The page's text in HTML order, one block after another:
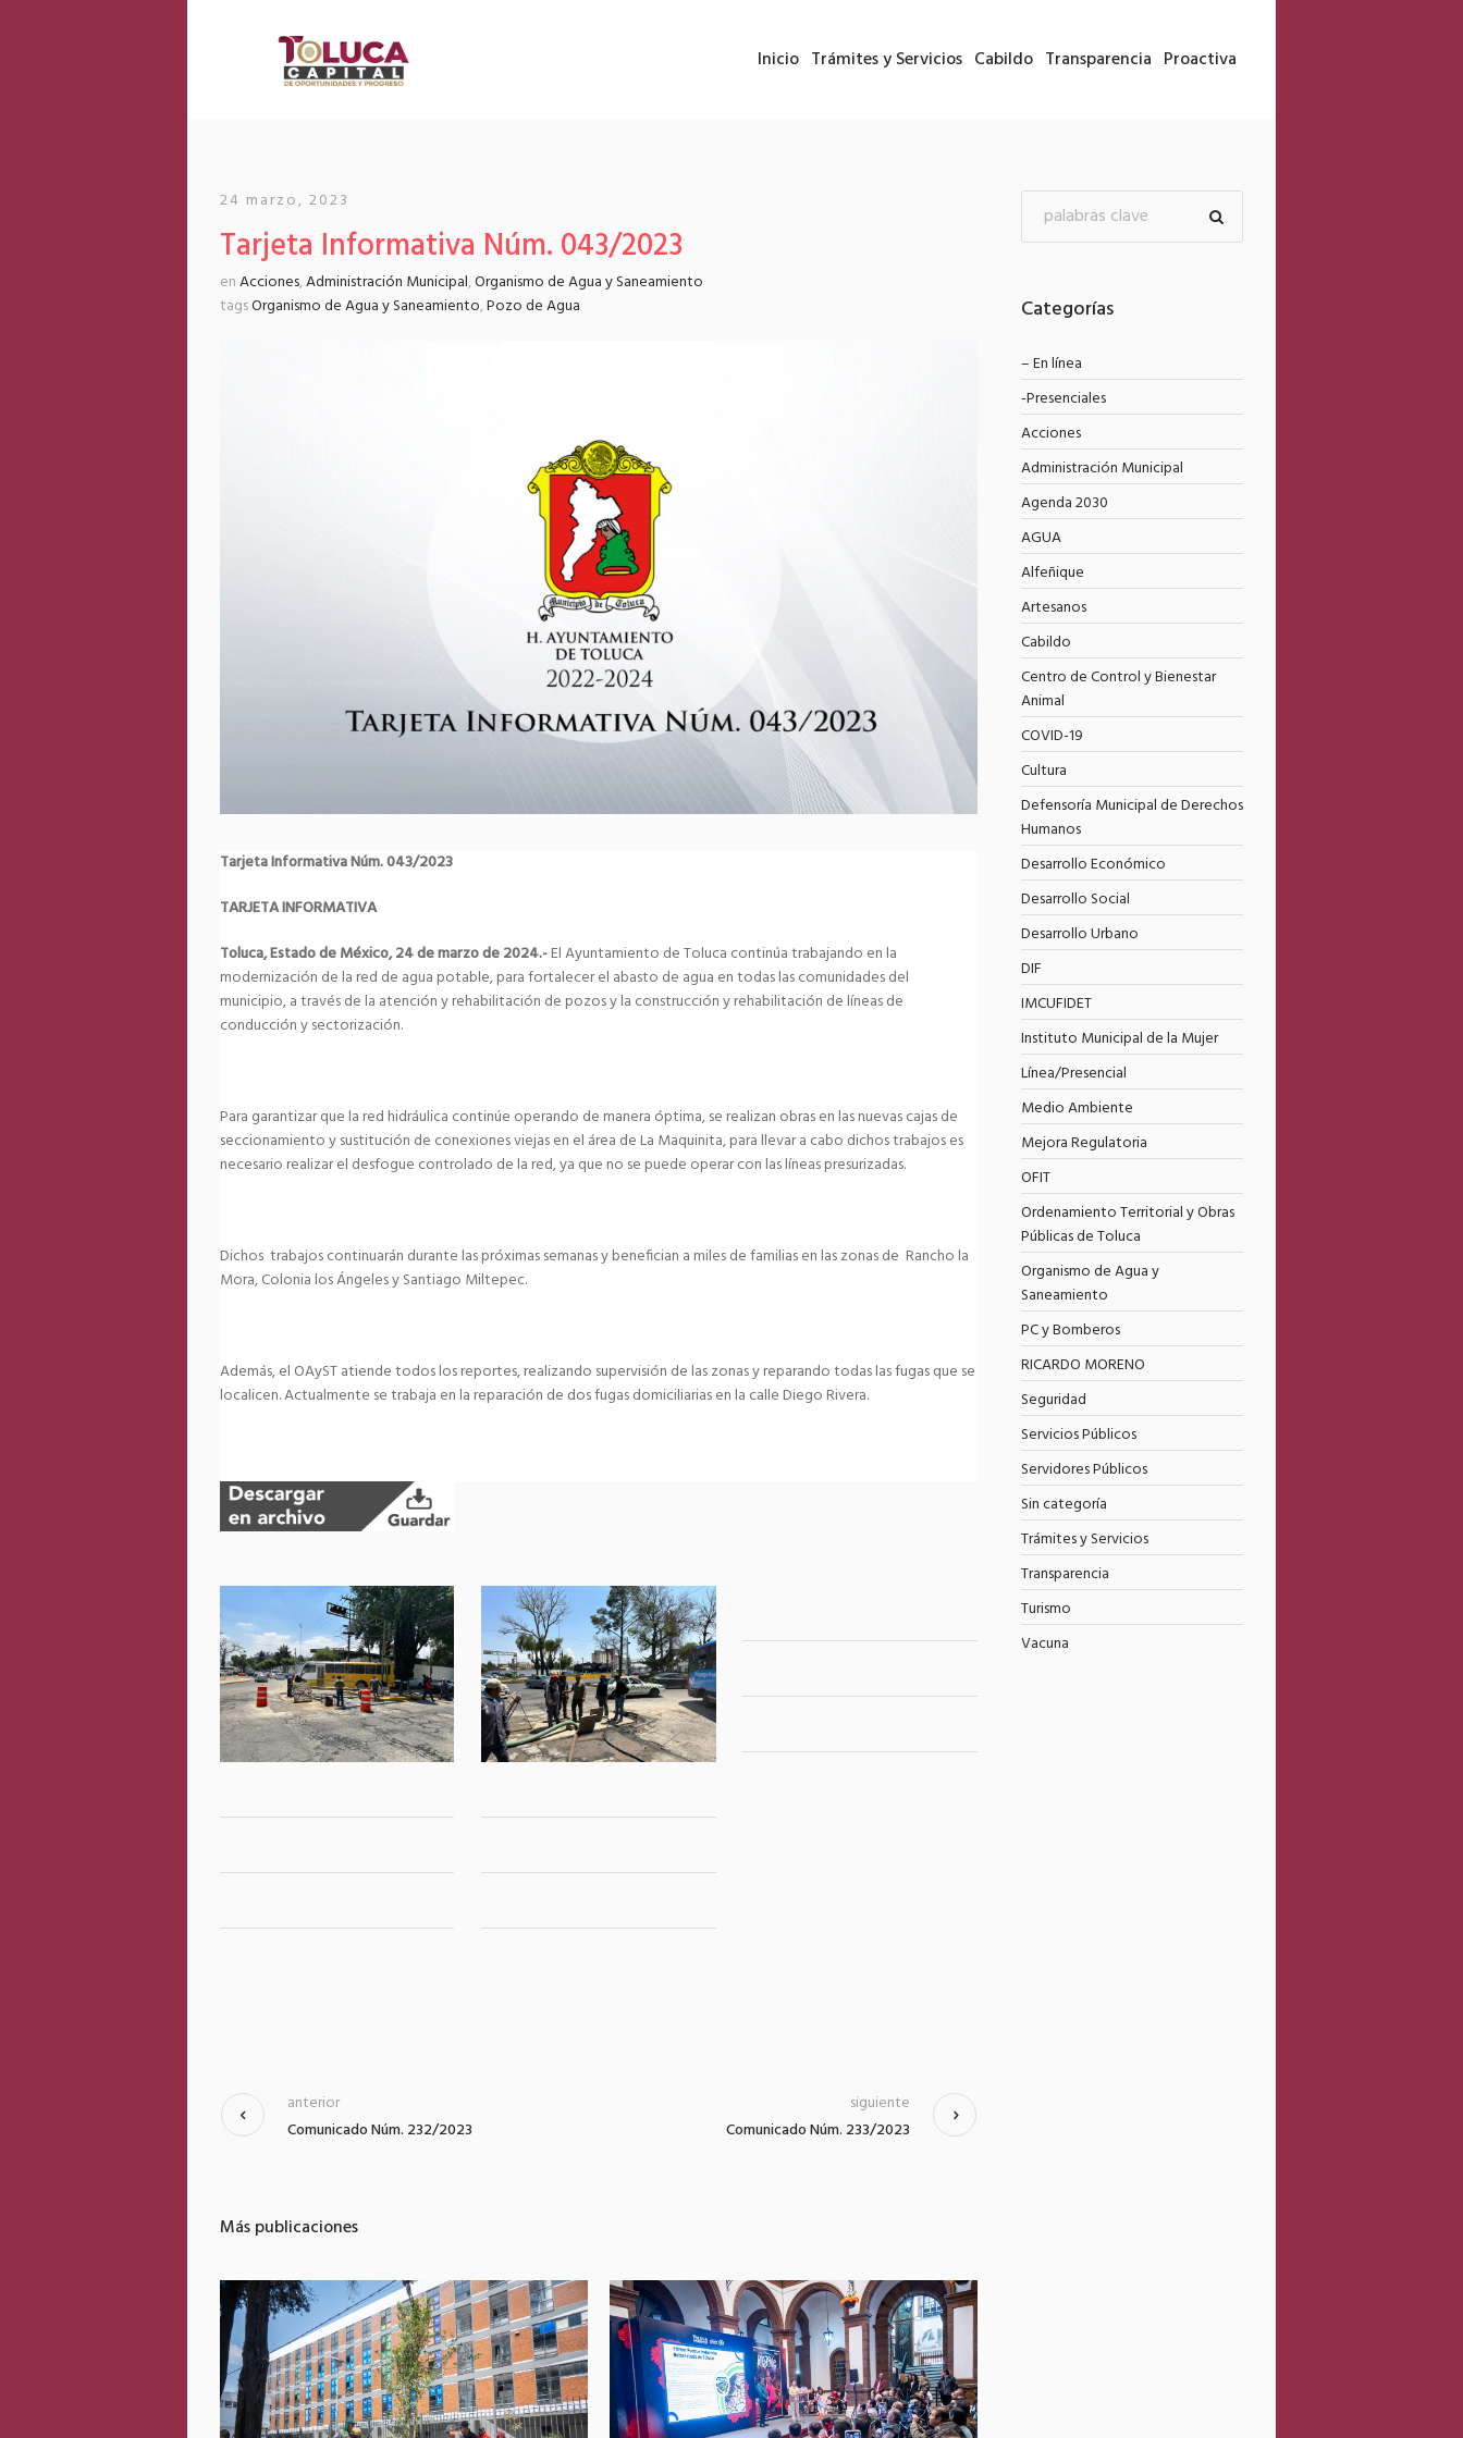
Inicio Trámites y Servicios Cabildo Transparencia Proactiva
24 marzo, 2023
Tarjeta Informativa Núm. 043/2023
enAcciones,Administración Municipal,Organismo de Agua y Saneamiento
tagsOrganismo de Agua y Saneamiento,Pozo de Agua
Tarjeta Informativa Núm. 043/2023
TARJETA INFORMATIVA
Toluca, Estado de México, 24 de marzo de 2024.-El Ayuntamiento de Toluca continúa trabajando en la
modernización de la red de agua potable, para fortalecer el abasto de agua en todas las comunidades del
municipio, a través de la atención y rehabilitación de pozos y la construcción y rehabilitación de líneas de
conducción y sectorización.
Para garantizar que la red hidráulica continúe operando de manera óptima, se realizan obras en las nuevas cajas de
seccionamiento y sustitución de conexiones viejas en el área de La Maquinita, para llevar a cabo dichos trabajos es
necesario realizar el desfogue controlado de la red, ya que no se puede operar con las líneas presurizadas.
Dichos trabajos continuarán durante las próximas semanas y benefician a miles de familias en las zonas de Rancho la
Mora, Colonia los Ángeles y Santiago Miltepec.
Además, el OAyST atiende todos los reportes, realizando supervisión de las zonas y reparando todas las fugas que se
localicen. Actualmente se trabaja en la reparación de dos fugas domiciliarias en la calle Diego Rivera.
Comunicado Núm. 232/2023
anterior
Comunicado Núm. 233/2023
siguiente
Más publicaciones
Categorías
– En línea
-Presenciales
Acciones
Administración Municipal
Agenda 2030
AGUA
Alfeñique
Artesanos
Cabildo
Centro de Control y Bienestar
Animal
COVID-19
Cultura
Defensoría Municipal de Derechos
Humanos
Desarrollo Económico
Desarrollo Social
Desarrollo Urbano
DIF
IMCUFIDET
Instituto Municipal de la Mujer
Línea/Presencial
Medio Ambiente
Mejora Regulatoria
OFIT
Ordenamiento Territorial y Obras
Públicas de Toluca
Organismo de Agua y
Saneamiento
PC y Bomberos
RICARDO MORENO
Seguridad
Servicios Públicos
Servidores Públicos
Sin categoría
Trámites y Servicios
Transparencia
Turismo
Vacuna